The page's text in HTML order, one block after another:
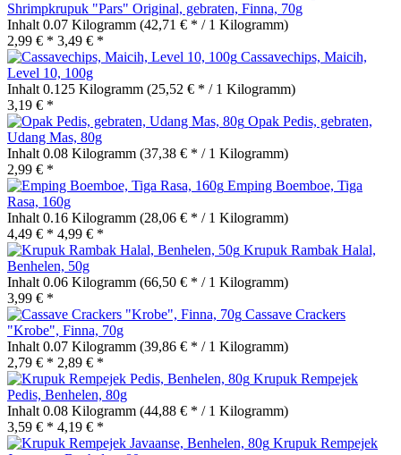
Shrimpkrupuk "Pars" Original, gebraten, Finna, 70g
Inhalt 0.07 Kilogramm (42,71 € * / 1 Kilogramm)
2,99 € * 3,49 € *
Cassavechips, Maicih,
Level 10, 100g
Inhalt 0.125 Kilogramm (25,52 € * / 1 Kilogramm)
3,19 € *
Opak Pedis, gebraten,
Udang Mas, 80g
Inhalt 0.08 Kilogramm (37,38 € * / 1 Kilogramm)
2,99 € *
Emping Boemboe, Tiga
Rasa, 160g
Inhalt 0.16 Kilogramm (28,06 € * / 1 Kilogramm)
4,49 € * 4,99 € *
Krupuk Rambak Halal,
Benhelen, 50g
Inhalt 0.06 Kilogramm (66,50 € * / 1 Kilogramm)
3,99 € *
Cassave Crackers
"Krobe", Finna, 70g
Inhalt 0.07 Kilogramm (39,86 € * / 1 Kilogramm)
2,79 € * 2,89 € *
Krupuk Rempejek
Pedis, Benhelen, 80g
Inhalt 0.08 Kilogramm (44,88 € * / 1 Kilogramm)
3,59 € * 4,19 € *
Krupuk Rempejek